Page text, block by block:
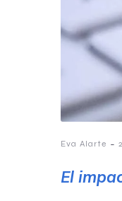
Eva Alarte -
El